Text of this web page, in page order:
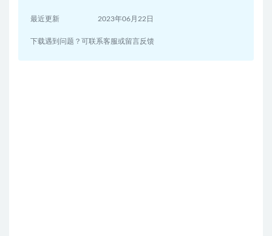
最近更新 2023年06月22日
下载遇到问题？可联系客服或留言反馈